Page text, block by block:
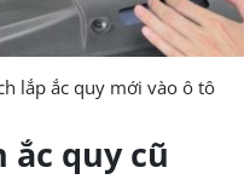
lắp ắc quy mới vào ô tô
ắc quy cũ